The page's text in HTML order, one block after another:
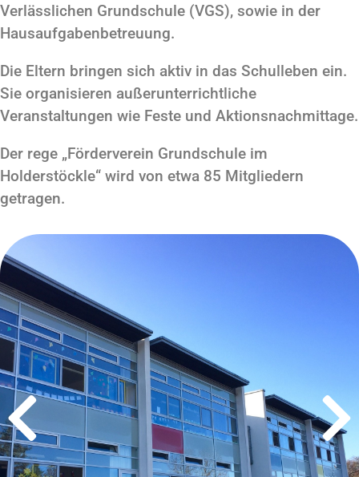
Verlässlichen Grundschule (VGS), sowie in der
Hausaufgabenbetreuung.
Die Eltern bringen sich aktiv in das Schulleben ein.
Sie organisieren außerunterrichtliche
Veranstaltungen wie Feste und Aktionsnachmittage.
Der rege „Förderverein Grundschule im
Holderstöckle“ wird von etwa 85 Mitgliedern
getragen.